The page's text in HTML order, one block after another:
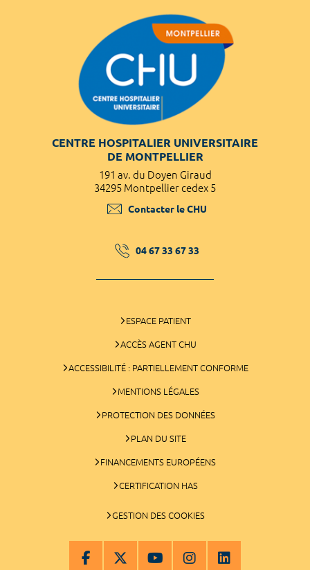
CENTRE HOSPITALIER UNIVERSITAIRE
DE MONTPELLIER
191 av. du Doyen Giraud
34295 Montpellier cedex 5
Contacter le CHU
04 67 33 67 33
ESPACE PATIENT
ACCÈS AGENT CHU
ACCESSIBILITÉ : PARTIELLEMENT CONFORME
MENTIONS LÉGALES
PROTECTION DES DONNÉES
PLAN DU SITE
FINANCEMENTS EUROPÉENS
CERTIFICATION HAS
GESTION DES COOKIES